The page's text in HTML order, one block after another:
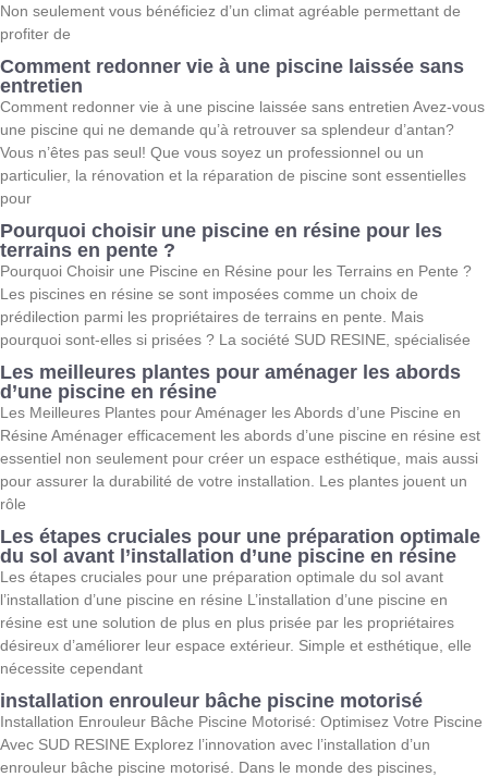
Non seulement vous bénéficiez d’un climat agréable permettant de
profiter de
Comment redonner vie à une piscine laissée sans
entretien
Comment redonner vie à une piscine laissée sans entretien Avez-vous
une piscine qui ne demande qu’à retrouver sa splendeur d’antan?
Vous n’êtes pas seul! Que vous soyez un professionnel ou un
particulier, la rénovation et la réparation de piscine sont essentielles
pour
Pourquoi choisir une piscine en résine pour les
terrains en pente ?
Pourquoi Choisir une Piscine en Résine pour les Terrains en Pente ?
Les piscines en résine se sont imposées comme un choix de
prédilection parmi les propriétaires de terrains en pente. Mais
pourquoi sont-elles si prisées ? La société SUD RESINE, spécialisée
Les meilleures plantes pour aménager les abords
d’une piscine en résine
Les Meilleures Plantes pour Aménager les Abords d’une Piscine en
Résine Aménager efficacement les abords d’une piscine en résine est
essentiel non seulement pour créer un espace esthétique, mais aussi
pour assurer la durabilité de votre installation. Les plantes jouent un
rôle
Les étapes cruciales pour une préparation optimale
du sol avant l’installation d’une piscine en résine
Les étapes cruciales pour une préparation optimale du sol avant
l’installation d’une piscine en résine L’installation d’une piscine en
résine est une solution de plus en plus prisée par les propriétaires
désireux d’améliorer leur espace extérieur. Simple et esthétique, elle
nécessite cependant
installation enrouleur bâche piscine motorisé
Installation Enrouleur Bâche Piscine Motorisé: Optimisez Votre Piscine
Avec SUD RESINE Explorez l’innovation avec l’installation d’un
enrouleur bâche piscine motorisé. Dans le monde des piscines,